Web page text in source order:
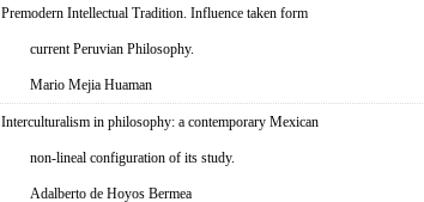
Premodern Intellectual Tradition. Influence taken form
current Peruvian Philosophy.
Mario Mejia Huaman
Interculturalism in philosophy: a contemporary Mexican
non-lineal configuration of its study.
Adalberto de Hoyos Bermea